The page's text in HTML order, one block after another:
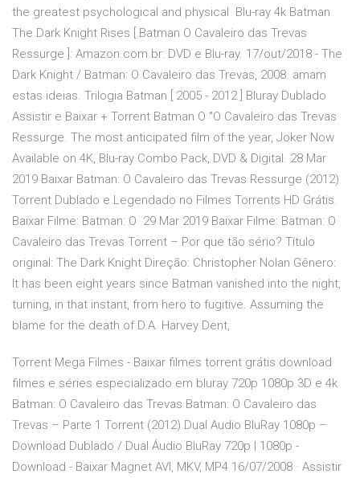
the greatest psychological and physical Blu-ray 4k Batman
The Dark Knight Rises [ Batman O Cavaleiro das Trevas
Ressurge ]: Amazon.com.br: DVD e Blu-ray. 17/out/2018 - The
Dark Knight / Batman: O Cavaleiro das Trevas, 2008. amam
estas ideias. Trilogia Batman [ 2005 - 2012 ] Bluray Dublado
Assistir e Baixar + Torrent Batman O "O Cavaleiro das Trevas
Ressurge. The most anticipated film of the year, Joker Now
Available on 4K, Blu-ray Combo Pack, DVD & Digital. 28 Mar
2019 Baixar Batman: O Cavaleiro das Trevas Ressurge (2012)
Torrent Dublado e Legendado no Filmes Torrents HD Grátis.
Baixar Filme: Batman: O 29 Mar 2019 Baixar Filme: Batman: O
Cavaleiro das Trevas Torrent – Por que tão sério? Título
original: The Dark Knight Direção: Christopher Nolan Gênero:
It has been eight years since Batman vanished into the night,
turning, in that instant, from hero to fugitive. Assuming the
blame for the death of D.A. Harvey Dent,
Torrent Mega Filmes - Baixar filmes torrent grátis download
filmes e séries especializado em bluray 720p 1080p 3D e 4k
Batman: O Cavaleiro das Trevas Batman: O Cavaleiro das
Trevas – Parte 1 Torrent (2012) Dual Audio BluRay 1080p –
Download Dublado / Dual Áudio BluRay 720p | 1080p -
Download - Baixar Magnet AVI, MKV, MP4 16/07/2008 · Assistir